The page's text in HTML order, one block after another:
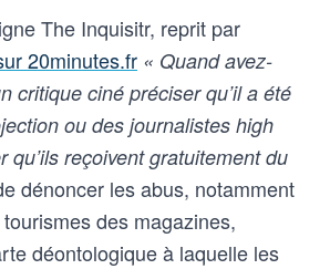
The Inquisitr, reprit par
20minutes.fr « Quand avez-
critique ciné préciser qu’il a été
ou des journalistes high
qu’ils reçoivent gratuitement du
dénoncer les abus, notamment
des magazines,
déontologique à laquelle les